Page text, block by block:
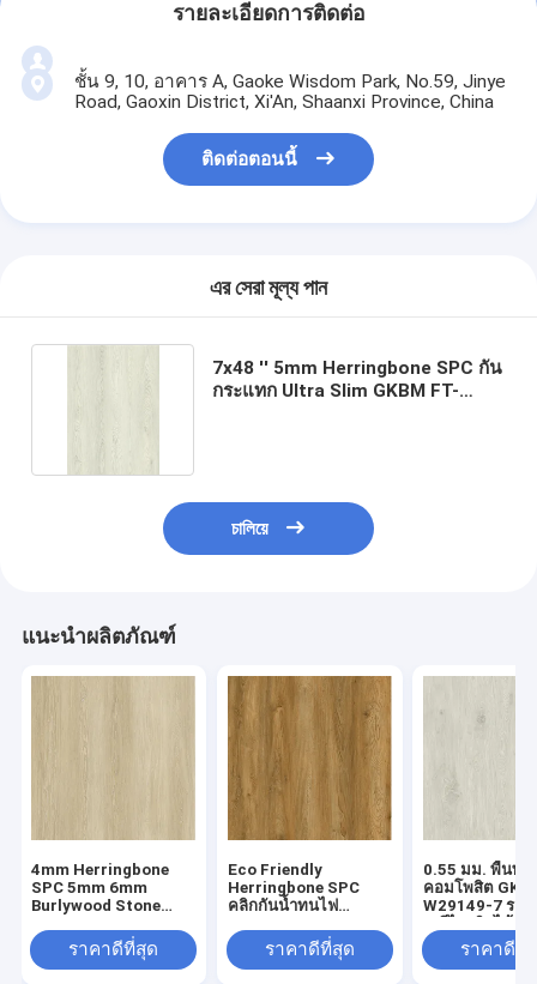
รายละเอียดการติดต่อ
ชั้น 9, 10, อาคาร A, Gaoke Wisdom Park, No.59, Jinye
Road, Gaoxin District, Xi'An, Shaanxi Province, China
ติดต่อตอนนี้
এর সেরা মূল্য পান
7x48 '' 5mm Herringbone SPC กัน
กระแทก Ultra Slim GKBM FT-
চালিয়ে
แนะนำผลิตภัณฑ์
4mm Herringbone
SPC 5mm 6mm
Burlywood Stone
W29107-1ราคาดีที่สุด
Eco Friendly
Herringbone SPC
คลิกกันน้ำทนไฟ
GKBM FT-W19022-5
ราคาดีที่สุด
0.55 มม. พื้นพล
คอมโพสิต
W29149-7 รอ
ราคาดีที่